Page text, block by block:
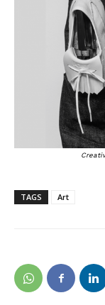
TAGS Art